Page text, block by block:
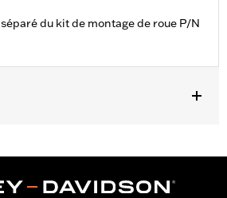
du kit de montage de roue P/N